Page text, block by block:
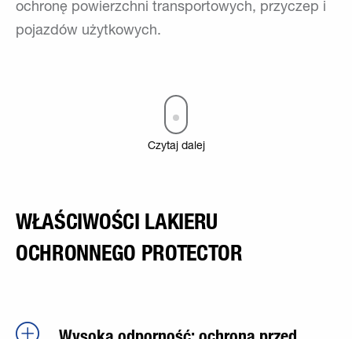
ochronę powierzchni transportowych, przyczep i
pojazdów użytkowych.
Czytaj dalej
WŁAŚCIWOŚCI LAKIERU
OCHRONNEGO PROTECTOR